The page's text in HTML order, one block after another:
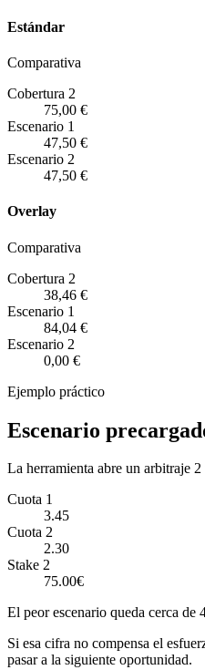
Estándar
Comparativa
Cobertura 2
75,00 €
Escenario 1
47,50 €
Escenario 2
47,50 €
Overlay
Comparativa
Cobertura 2
38,46 €
Escenario 1
84,04 €
Escenario 2
0,00 €
Ejemplo práctico
Escenario
La herramienta abre un arbitraje 2
Cuota 1
3.45
Cuota 2
2.30
Stake 2
75.00€
El peor escenario queda cerca de
Si esa cifra no compensa el
pasar a la siguiente oportunidad.